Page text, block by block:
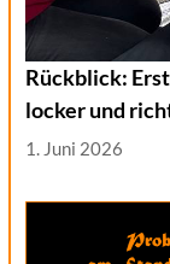
Rückblick:
locker und
1. Juni 2026